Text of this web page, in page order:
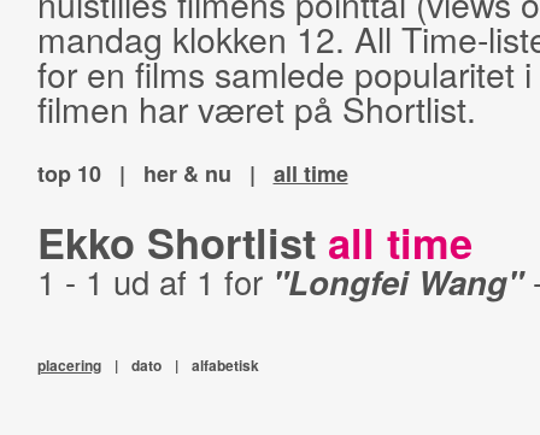
mandag klokken 12. All Time-
for en films samlede popularitet
filmen har været på Shortlist.
top 10 | her & nu | all time
Ekko Shortlist all time
1 - 1 ud af 1 for "Longfei Wang"
placering | dato | alfabetisk